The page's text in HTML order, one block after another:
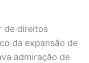
de direitos
da expansão de
admiração de